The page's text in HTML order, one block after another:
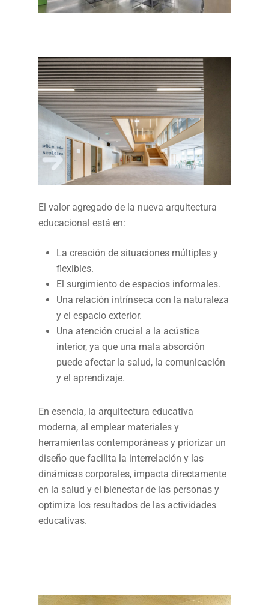
El valor agregado de la nueva arquitectura
educacional está en:
La creación de situaciones múltiples y
flexibles.
El surgimiento de espacios informales.
Una relación intrínseca con la naturaleza
y el espacio exterior.
Una atención crucial a la acústica
interior, ya que una mala absorción
puede afectar la salud, la comunicación
y el aprendizaje.
En esencia, la arquitectura educativa
moderna, al emplear materiales y
herramientas contemporáneas y priorizar un
diseño que facilita la interrelación y las
dinámicas corporales, impacta directamente
en la salud y el bienestar de las personas y
optimiza los resultados de las actividades
educativas.